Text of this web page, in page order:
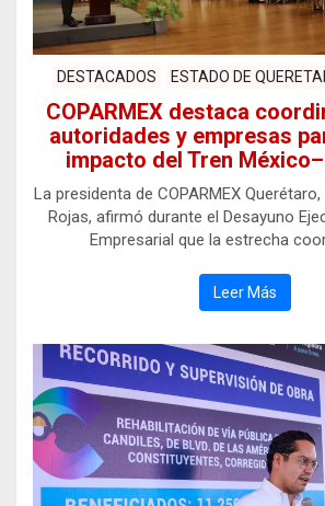
DESTACADOS ESTADO DE
COPARMEX destaca
autoridades y empresas
impacto del Tren
La presidenta de COPARMEX
Rojas, afirmó durante el Desayuno
Empresarial que la estrecha
Leer Más